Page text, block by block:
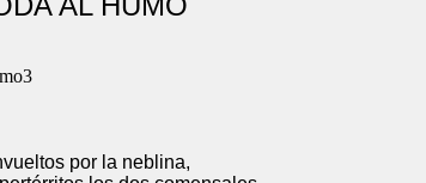
neblina,